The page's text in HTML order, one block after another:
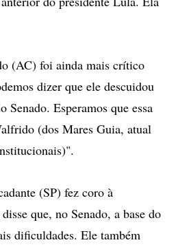
(AC) foi ainda mais crítico
dizer que ele descuidou
Senado. Esperamos que essa
(dos Mares Guia, atual
(SP) fez coro à
que, no Senado, a base do
dificuldades. Ele também